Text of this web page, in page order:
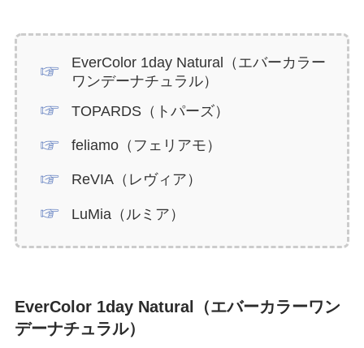
EverColor 1day Natural（エバーカラー
ワンデーナチュラル）
TOPARDS（トパーズ）
feliamo（フェリアモ）
ReVIA（レヴィア）
LuMia（ルミア）
EverColor 1day Natural（エバーカラーワン
デーナチュラル）